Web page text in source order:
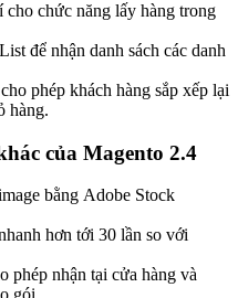
chức năng lấy hàng trong
để nhận danh sách các danh
phép khách hàng sắp xếp lại
hàng.
của Magento 2.4
bằng Adobe Stock
hơn tới 30 lần so với
phép nhận tại cửa hàng và